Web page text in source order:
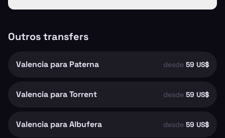
Outros transfers
Valencia para Paterna desde 59 US$
Valencia para Torrent desde 59 US$
Valencia para Albufera desde 59 US$